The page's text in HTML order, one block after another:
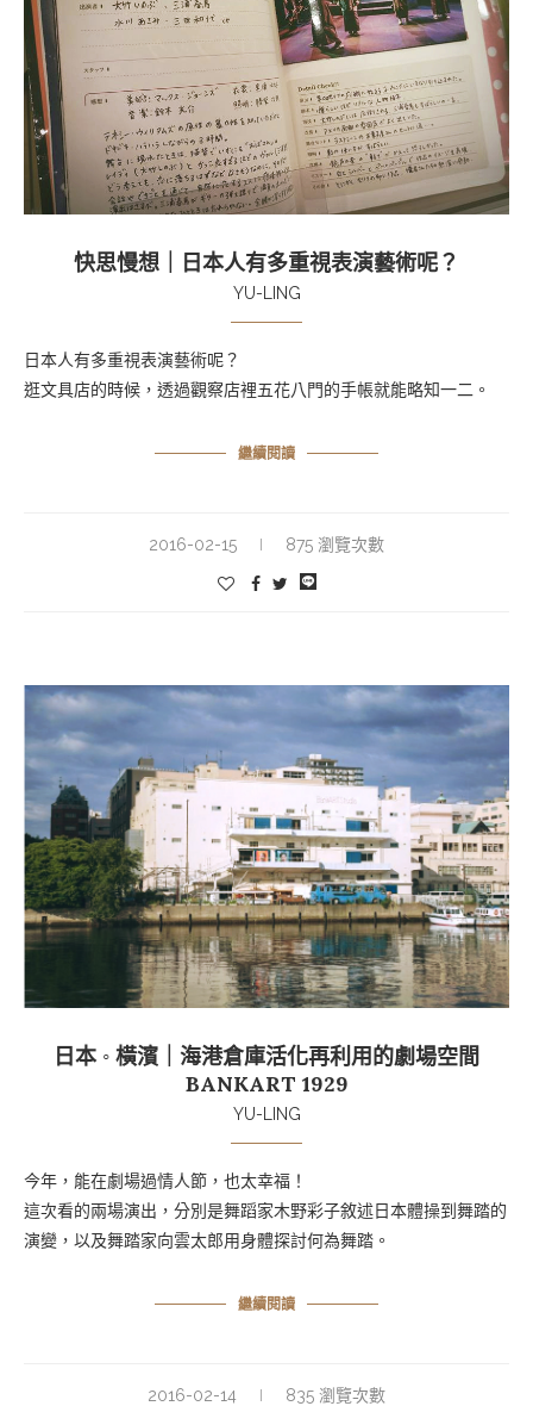
快思慢想｜日本人有多重視表演藝術呢？
YU-LING
日本人有多重視表演藝術呢？
逛文具店的時候，透過觀察店裡五花八門的手帳就能略知一二。
繼續閱讀
2016-02-15 875 瀏覽次數
日本 ◦ 橫濱｜海港倉庫活化再利用的劇場空間
BANKART 1929
YU-LING
今年，能在劇場過情人節，也太幸福！
這次看的兩場演出，分別是舞蹈家木野彩子敘述日本體操到舞踏的
演變，以及舞踏家向雲太郎用身體探討何為舞踏。
繼續閱讀
2016-02-14 835 瀏覽次數